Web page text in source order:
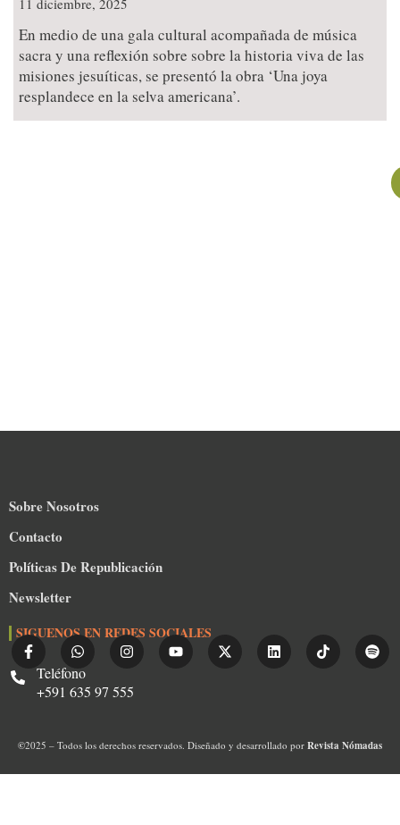
11 diciembre, 2025
En medio de una gala cultural acompañada de música
sacra y una reflexión sobre sobre la historia viva de las
misiones jesuíticas, se presentó la obra ‘Una joya
resplandece en la selva americana’.
Sobre Nosotros
Contacto
Políticas De Republicación
Newsletter
SIGUENOS EN REDES SOCIALES
Teléfono
+591 635 97 555
©2025 – Todos los derechos reservados. Diseñado y desarrollado por Revista Nómadas